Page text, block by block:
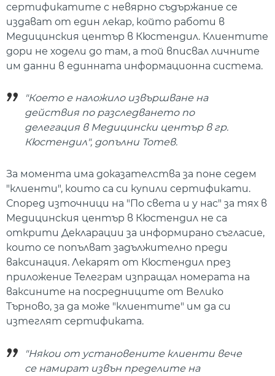
сертификатите с невярно съдържание се
издават от един лекар, който работи в
Медицинския център в Кюстендил. Клиентите
дори не ходели до там, а той вписвал личните
им данни в единната информационна система.
"Което е наложило извършване на
действия по разследването по
делегация в Медицински център в гр.
Кюстендил", допълни Тотев.
За момента има доказателства за поне седем
"клиенти", които са си купили сертификати.
Според източници на "По света и у нас" за тях в
Медицинския център в Кюстендил не са
открити Декларации за информирано съгласие,
които се попълват задължително преди
ваксинация. Лекарят от Кюстендил през
приложение Телеграм изпращал номерата на
ваксините на посредниците от Велико
Търново, за да може "клиентите" им да си
изтеглят сертификата.
"Някои от установените клиенти вече
се намират извън пределите на